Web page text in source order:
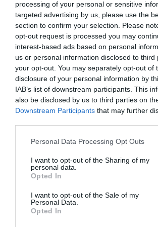
processing of your personal or sensitive
targeted advertising by us, please use the
section to confirm your selection. Please
opt-out request is processed you may
interest-based ads based on personal
us or personal information disclosed to third
your opt-out. You may separately opt-out of
disclosure of your personal information by
IAB’s list of downstream participants. This
also be disclosed by us to third parties on
Downstream Participants that may further
Please note that this website/app uses one
not limited to your visit or usage behaviour.
grant or deny consent to Google and its
use your data for below specified purposes
consent section.
Personal Data Processing Opt Outs
I want to opt-out of the Sharing of my
personal data.
Opted In
I want to opt-out of the Sale of my
Personal Data.
Opted In
Guatemalában található Petén Itzá-
be rólaaz IFLScience.
Emiliano Barbieri/Shutterstock